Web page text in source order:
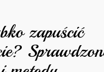
zapuścić